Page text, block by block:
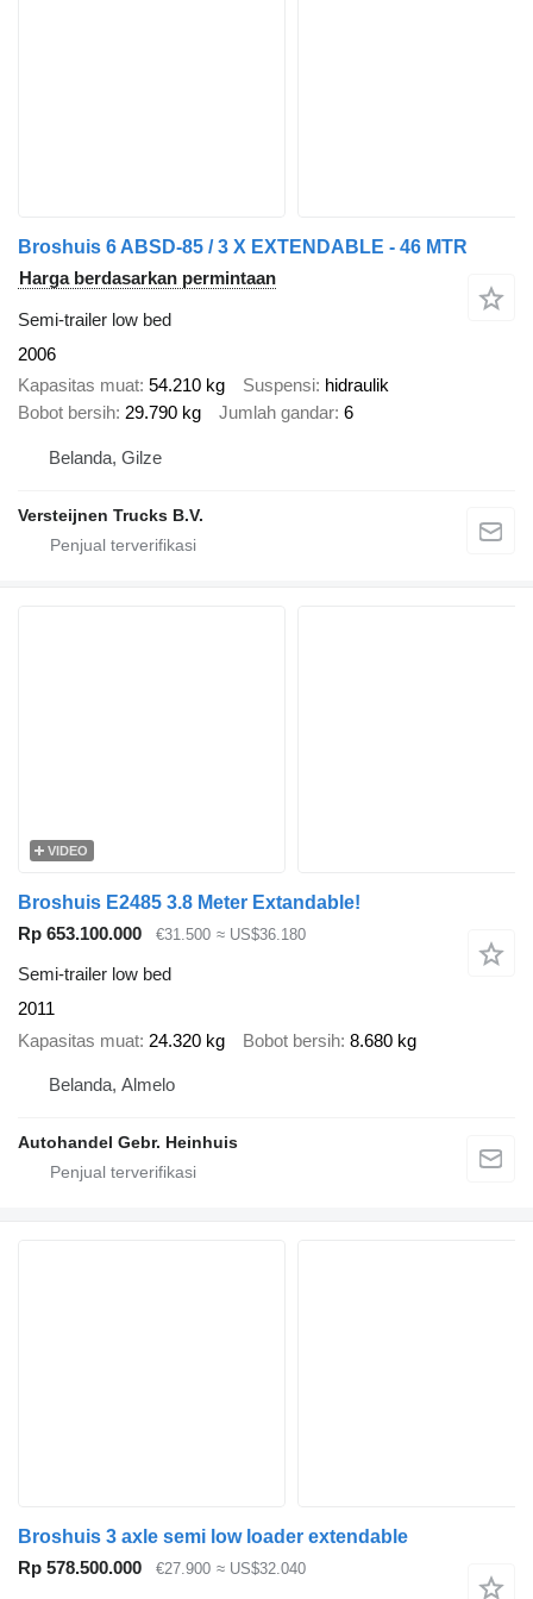
Broshuis 6 ABSD-85 / 3 X EXTENDABLE - 46 MTR
Harga berdasarkan permintaan
Semi-trailer low bed
2006
Kapasitas muat 54.210 kg Suspensi hidraulik
Bobot bersih 29.790 kg Jumlah gandar 6
Belanda, Gilze
Versteijnen Trucks B.V.
VIDEO
Broshuis E2485 3.8 Meter Extandable!
Rp 653.100.000
€31.500 ≈ US$36.180
Semi-trailer low bed
2011
Kapasitas muat 24.320 kg Bobot bersih 8.680 kg
Belanda, Almelo
Autohandel Gebr. Heinhuis
Broshuis 3 axle semi low loader extendable
Rp 578.500.000
€27.900 ≈ US$32.040